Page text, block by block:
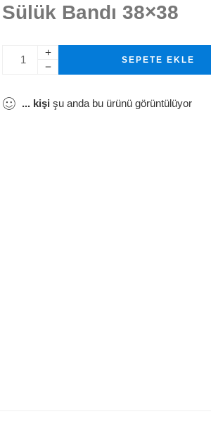
Sülük Bandı 38×38
SEPETE EKLE
... kişi şu anda bu ürünü görüntülüyor